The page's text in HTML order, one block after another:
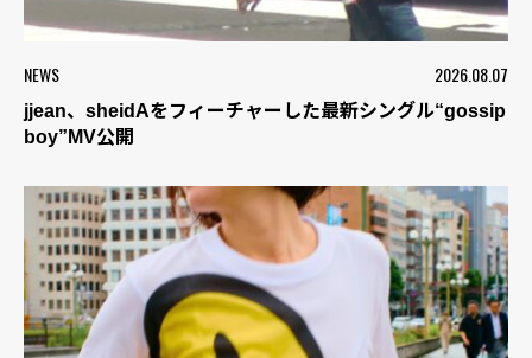
NEWS 2026.08.07
jjean、sheidAをフィーチャーした最新シングル“gossip
boy”MV公開